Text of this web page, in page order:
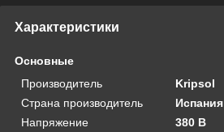
Характеристики
Основные
Производитель
Kripsol
Страна производитель
Испания
Напряжение
380 В